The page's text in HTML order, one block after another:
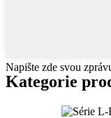
Napište zde svou
Kategorie